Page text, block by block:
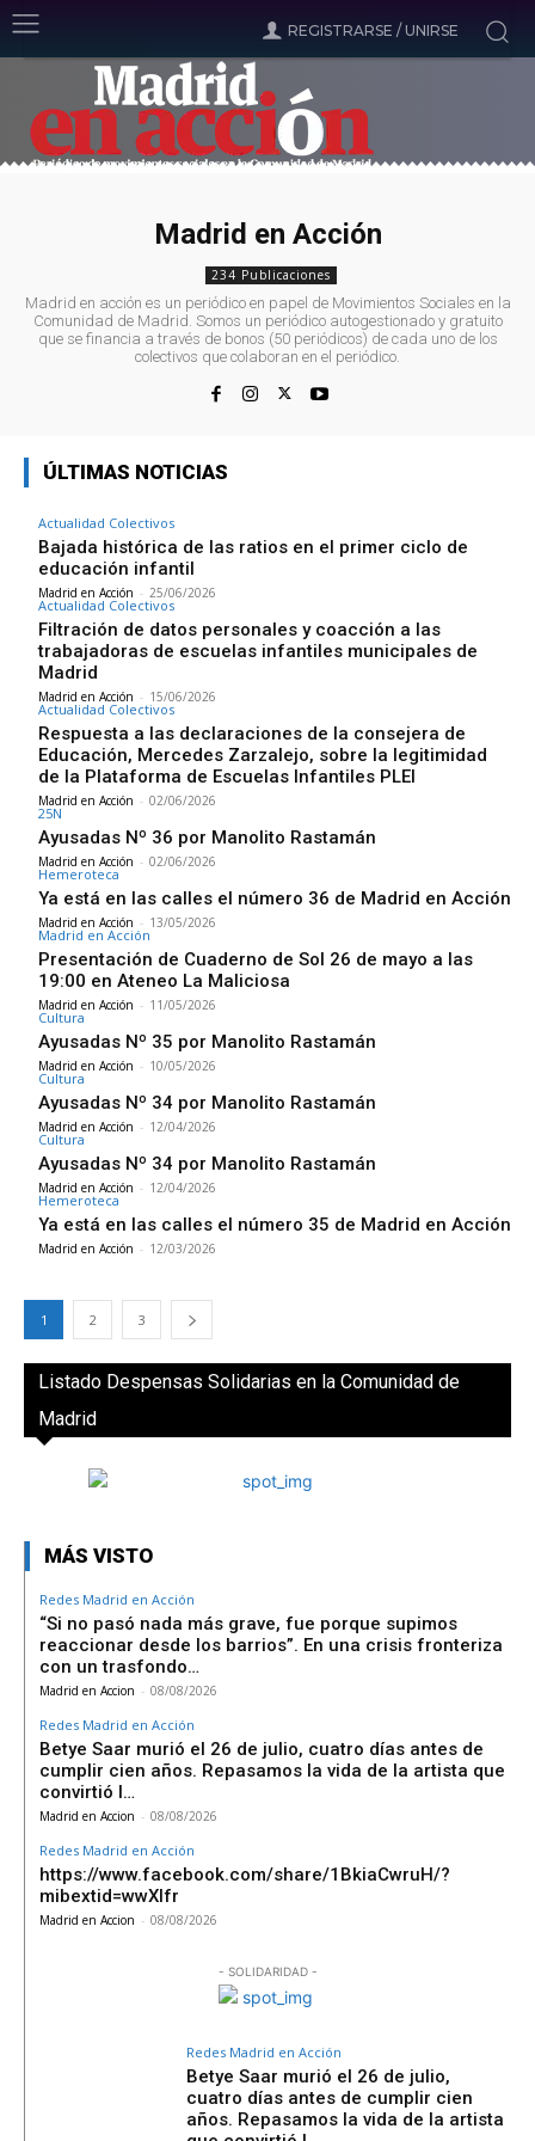
REGISTRARSE / UNIRSE
Madrid en Acción
234 Publicaciones
Madrid en acción es un periódico en papel de Movimientos Sociales en la
Comunidad de Madrid. Somos un periódico autogestionado y gratuito
que se financia a través de bonos (50 periódicos) de cada uno de los
colectivos que colaboran en el periódico.
ÚLTIMAS NOTICIAS
Actualidad Colectivos
Bajada histórica de las ratios en el primer ciclo de
educación infantil
Madrid en Acción - 25/06/2026
Actualidad Colectivos
Filtración de datos personales y coacción a las
trabajadoras de escuelas infantiles municipales de
Madrid
Madrid en Acción - 15/06/2026
Actualidad Colectivos
Respuesta a las declaraciones de la consejera de
Educación, Mercedes Zarzalejo, sobre la legitimidad
de la Plataforma de Escuelas Infantiles PLEI
Madrid en Acción - 02/06/2026
25N
Ayusadas Nº 36 por Manolito Rastamán
Madrid en Acción - 02/06/2026
Hemeroteca
Ya está en las calles el número 36 de Madrid en Acción
Madrid en Acción - 13/05/2026
Madrid en Acción
Presentación de Cuaderno de Sol 26 de mayo a las
19:00 en Ateneo La Maliciosa
Madrid en Acción - 11/05/2026
Cultura
Ayusadas Nº 35 por Manolito Rastamán
Madrid en Acción - 10/05/2026
Cultura
Ayusadas Nº 34 por Manolito Rastamán
Madrid en Acción - 12/04/2026
Cultura
Ayusadas Nº 34 por Manolito Rastamán
Madrid en Acción - 12/04/2026
Hemeroteca
Ya está en las calles el número 35 de Madrid en Acción
Madrid en Acción - 12/03/2026
1 2 3
Listado Despensas Solidarias en la Comunidad de
Madrid
MÁS VISTO
Redes Madrid en Acción
“Si no pasó nada más grave, fue porque supimos
reaccionar desde los barrios”. En una crisis fronteriza
con un trasfondo…
Madrid en Accion - 08/08/2026
Redes Madrid en Acción
Betye Saar murió el 26 de julio, cuatro días antes de
cumplir cien años. Repasamos la vida de la artista que
convirtió l…
Madrid en Accion - 08/08/2026
Redes Madrid en Acción
https://www.facebook.com/share/1BkiaCwruH/?
mibextid=wwXIfr
Madrid en Accion - 08/08/2026
- SOLIDARIDAD -
Redes Madrid en Acción
Betye Saar murió el 26 de julio,
cuatro días antes de cumplir cien
años. Repasamos la vida de la artista